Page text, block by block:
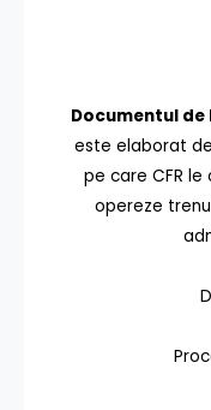
Documentul de
este elaborat
pe care CFR
opereze